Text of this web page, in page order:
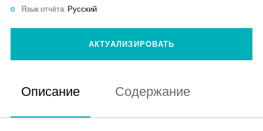
Язык отчёта: Русский
АКТУАЛИЗИРОВАТЬ
Описание Содержание